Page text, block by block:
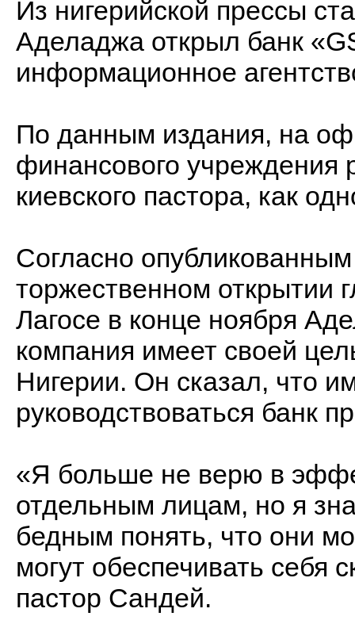
Из нигерийской прессы
Аделаджа открыл банк
информационное
По данным издания, на
финансового
киевского пастора, как
Согласно
торжественном открытии
Лагосе в конце ноября
компания имеет своей
Нигерии. Он сказал, что
руководствоваться банк
«Я больше не верю в
отдельным лицам, но я
бедным понять, что они
могут обеспечивать себя
пастор Сандей.